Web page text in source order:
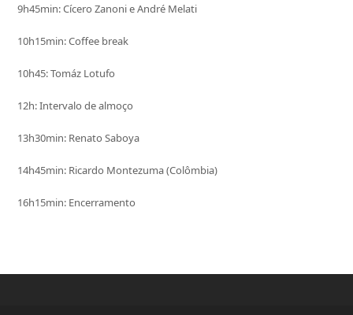
9h45min: Cícero Zanoni e André Melati
10h15min: Coffee break
10h45: Tomáz Lotufo
12h: Intervalo de almoço
13h30min: Renato Saboya
14h45min: Ricardo Montezuma (Colômbia)
16h15min: Encerramento